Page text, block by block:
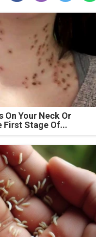
On Your Neck Or
First Stage Of...